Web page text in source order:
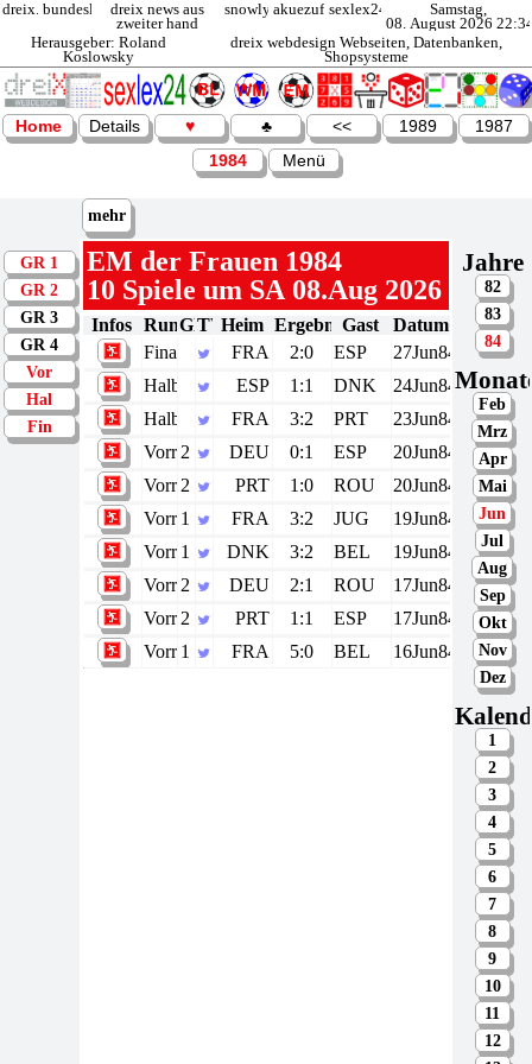
dreix.debundesligadreix news aus
zweiter hand
snowly.deakuezufi.desexlex24.de
Samstag,
08. August 2026
Herausgeber: Roland
Koslowsky
dreix webdesign Webseiten, Datenbanken,
Shopsysteme
Home Details ♥ ♣ << 1989
1987
1984
Menü
mehr
GR 1
GR 2
GR 3
GR 4
Vor
Hal
Fin
EM der Frauen 1984
10 Spiele um SA 08.Aug 2026
Infos Runde
GRTWHeim ErgebnisGast
Datum
Finale
FRA 2:0 ESP
27Jun84
Halbfinale
ESP 1:1 DNK
24Jun84
Halbfinale
FRA 3:2 PRT
23Jun84
Vorrunde
2 DEU 0:1 ESP
20Jun84
Vorrunde
2 PRT 1:0 ROU
20Jun84
Vorrunde
1 FRA 3:2 JUG
19Jun84
Vorrunde
1 DNK 3:2 BEL
19Jun84
Vorrunde
2 DEU 2:1 ROU
17Jun84
Vorrunde
2 PRT 1:1 ESP
17Jun84
Vorrunde
1 FRA 5:0 BEL 16Jun84
Jahre
82
83
84
Feb
Mrz
Apr
Mai
Jun
Jul
Aug
Sep
Okt
Nov
Dez
1
2
3
4
5
6
7
8
9
10
11
12